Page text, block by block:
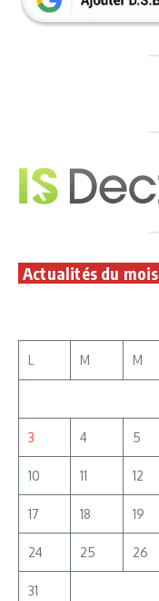
Actualités du mois
L M M
3 4 5
10 11 12
17 18 19
24 25 26
31